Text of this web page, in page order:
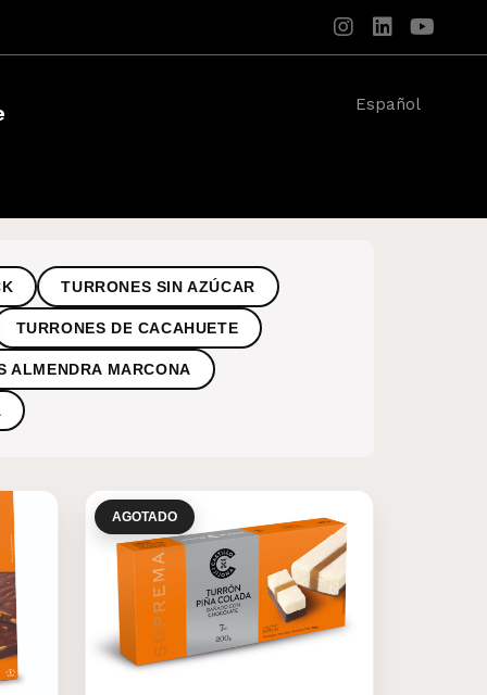
Español
TURRONES SIN AZÚCAR
TURRONES DE CACAHUETE
ALMENDRA MARCONA
AGOTADO